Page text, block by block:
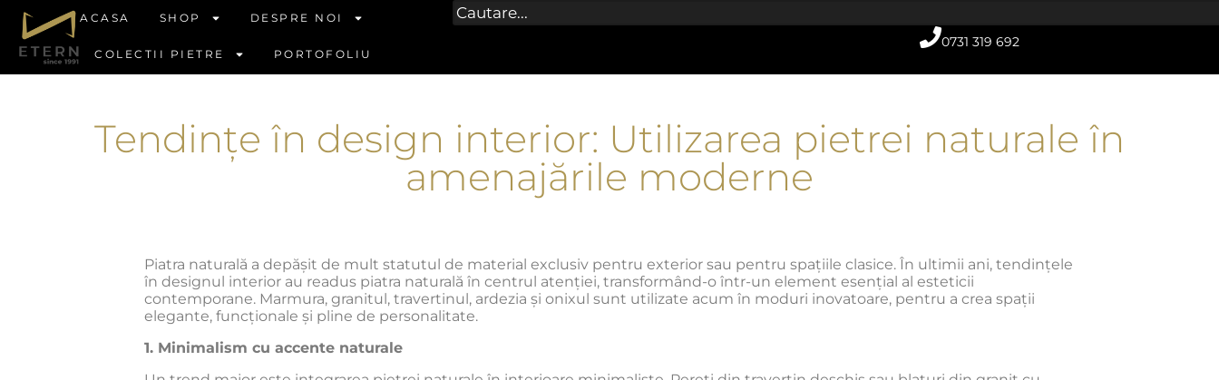
ACASA SHOP DESPRE NOI
COLECTII PIETRE PORTOFOLIU
0731 319 692
Tendințe în design interior: Utilizarea pietrei naturale în
amenajările moderne
Piatra naturală a depășit de mult statutul de material exclusiv pentru exterior sau pentru spațiile clasice. În ultimii ani, tendințele
în designul interior au readus piatra naturală în centrul atenției, transformând-o într-un element esențial al esteticii
contemporane. Marmura, granitul, travertinul, ardezia și onixul sunt utilizate acum în moduri inovatoare, pentru a crea spații
elegante, funcționale și pline de personalitate.
1. Minimalism cu accente naturale